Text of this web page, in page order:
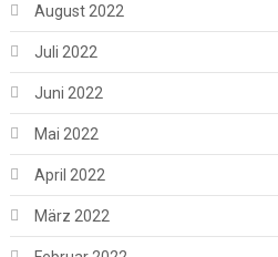
August 2022
Juli 2022
Juni 2022
Mai 2022
April 2022
März 2022